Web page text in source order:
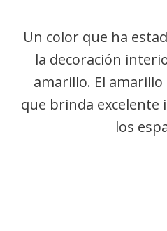
Un color que ha
la decoración
amarillo. El
que brinda excelente
los